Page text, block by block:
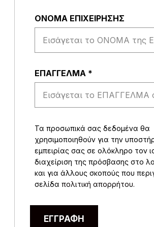
ΟΝΟΜΑ ΕΠΙΧΕΙΡΗΣΗΣ
EΠΑΓΓΕΛΜΑ *
Τα προσωπικά σας δεδομένα θα
χρησιμοποιηθούν για την
εμπειρίας σας σε ολόκληρο τον
διαχείριση της πρόσβασης στο
και για άλλους σκοπούς που
σελίδα πολιτική απορρήτου.
ΕΓΓΡΑΦΉ